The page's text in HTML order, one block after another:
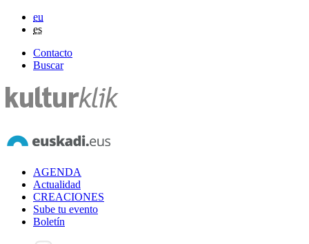
eu
es
Contacto
Buscar
AGENDA
Actualidad
CREACIONES
Sube tu evento
Boletín